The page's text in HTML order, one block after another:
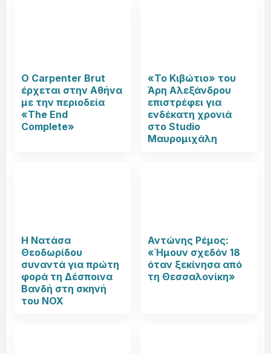
Ο Carpenter Brut
έρχεται στην Αθήνα
με την περιοδεία
«The End
Complete»
«Το Κιβώτιο» του
Άρη Αλεξάνδρου
επιστρέφει για
ενδέκατη χρονιά
στο Studio
Μαυρομιχάλη
Η Νατάσα
Θεοδωρίδου
συναντά για πρώτη
φορά τη Δέσποινα
Βανδή στη σκηνή
του NOX
Αντώνης Ρέμος:
«Ήμουν σχεδόν 18
όταν ξεκίνησα από
τη Θεσσαλονίκη»